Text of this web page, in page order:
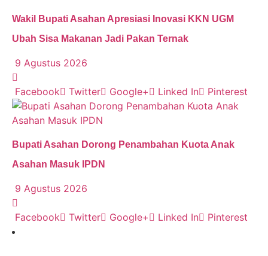
Wakil Bupati Asahan Apresiasi Inovasi KKN UGM
Ubah Sisa Makanan Jadi Pakan Ternak
9 Agustus 2026
Facebook Twitter Google+ Linked In Pinterest
Bupati Asahan Dorong Penambahan Kuota Anak
Asahan Masuk IPDN
9 Agustus 2026
Facebook Twitter Google+ Linked In Pinterest